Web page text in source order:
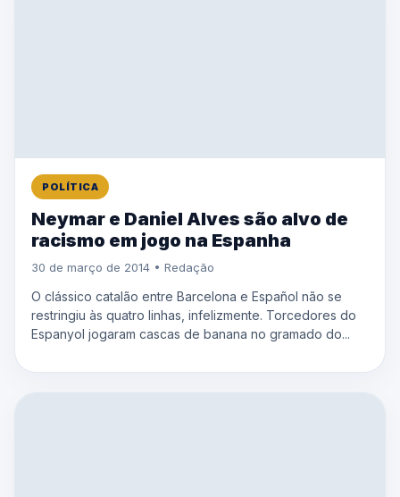
POLÍTICA
Neymar e Daniel Alves são alvo de
racismo em jogo na Espanha
30 de março de 2014 • Redação
O clássico catalão entre Barcelona e Español não se
restringiu às quatro linhas, infelizmente. Torcedores do
Espanyol jogaram cascas de banana no gramado do...